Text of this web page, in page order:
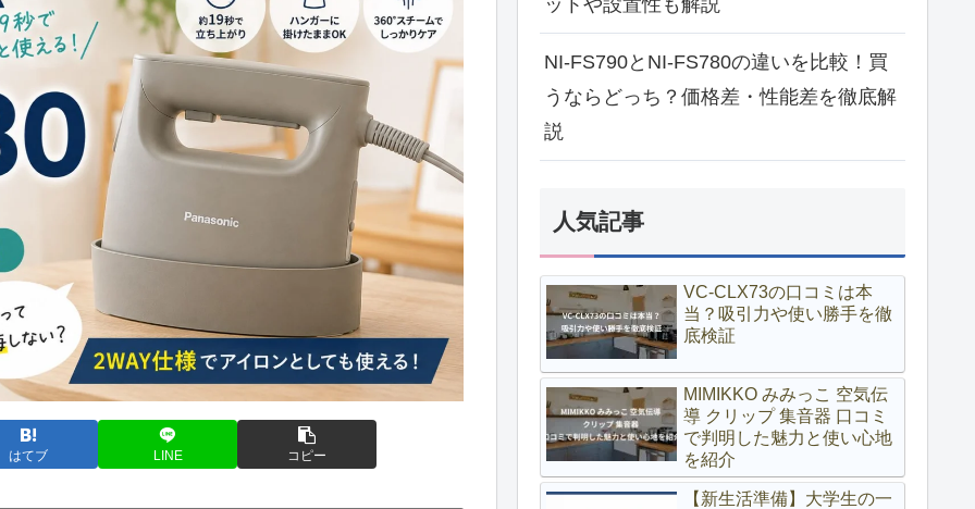
はてブ LINE コピー
ットや設置性も解説
NI-FS790とNI-FS780の違いを比較！買
うならどっち？価格差・性能差を徹底解
説
人気記事
VC-CLX73の口コミは本
当？吸引力や使い勝手を徹
底検証
MIMIKKO みみっこ 空気伝
導 クリップ 集音器 口コミ
で判明した魅力と使い心地
を紹介
【新生活準備】大学生の一